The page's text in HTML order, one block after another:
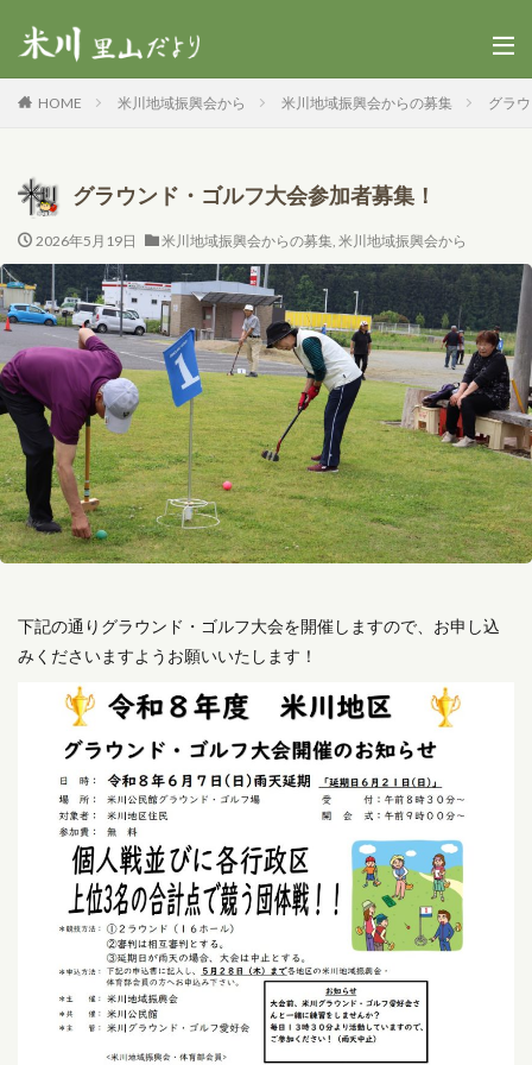
HOME 米川地域振興会から 米川地域振興会からの募集 グラ
グラウンド・ゴルフ大会参加者募集！
2026年5月19日 米川地域振興会からの募集, 米川地域振興会から
下記の通りグラウンド・ゴルフ大会を開催しますので、お申し込
みくださいますようお願いいたします！